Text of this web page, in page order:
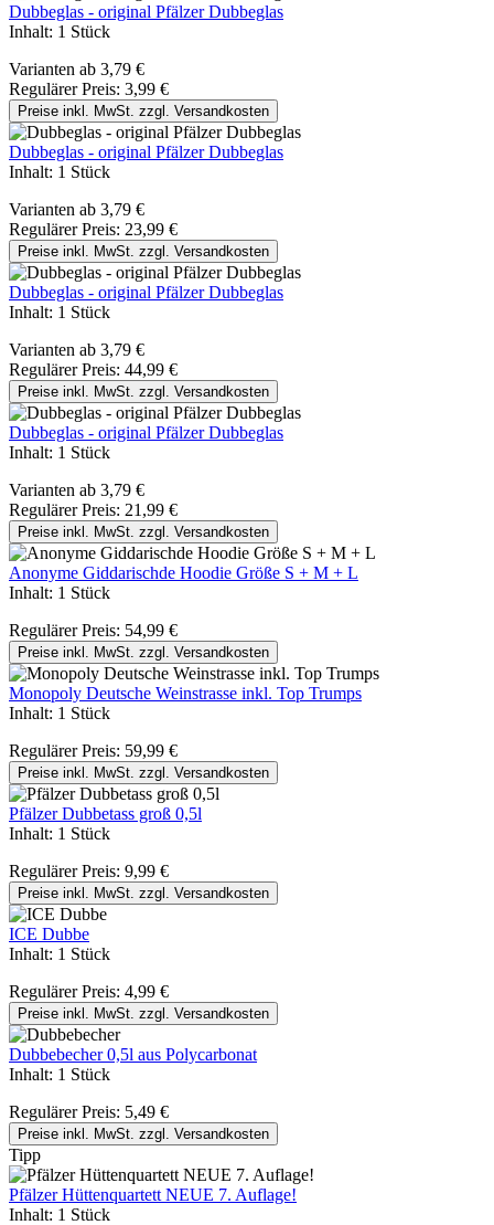
Dubbeglas - original Pfälzer Dubbeglas
Inhalt: 1 Stück
Varianten ab 3,79 €
Regulärer Preis: 3,99 €
Preise inkl. MwSt. zzgl. Versandkosten
Dubbeglas - original Pfälzer Dubbeglas
Inhalt: 1 Stück
Varianten ab 3,79 €
Regulärer Preis: 23,99 €
Preise inkl. MwSt. zzgl. Versandkosten
Dubbeglas - original Pfälzer Dubbeglas
Inhalt: 1 Stück
Varianten ab 3,79 €
Regulärer Preis: 44,99 €
Preise inkl. MwSt. zzgl. Versandkosten
Dubbeglas - original Pfälzer Dubbeglas
Inhalt: 1 Stück
Varianten ab 3,79 €
Regulärer Preis: 21,99 €
Preise inkl. MwSt. zzgl. Versandkosten
Anonyme Giddarischde Hoodie Größe S + M + L
Inhalt: 1 Stück
Regulärer Preis: 54,99 €
Preise inkl. MwSt. zzgl. Versandkosten
Monopoly Deutsche Weinstrasse inkl. Top Trumps
Inhalt: 1 Stück
Regulärer Preis: 59,99 €
Preise inkl. MwSt. zzgl. Versandkosten
Pfälzer Dubbetass groß 0,5l
Inhalt: 1 Stück
Regulärer Preis: 9,99 €
Preise inkl. MwSt. zzgl. Versandkosten
ICE Dubbe
Inhalt: 1 Stück
Regulärer Preis: 4,99 €
Preise inkl. MwSt. zzgl. Versandkosten
Dubbebecher 0,5l aus Polycarbonat
Inhalt: 1 Stück
Regulärer Preis: 5,49 €
Preise inkl. MwSt. zzgl. Versandkosten
Tipp
Pfälzer Hüttenquartett NEUE 7. Auflage!
Inhalt: 1 Stück